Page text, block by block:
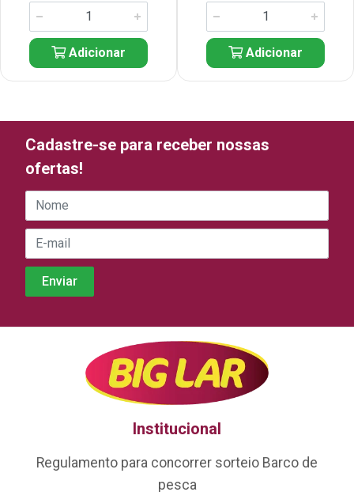
Adicionar Adicionar
Cadastre-se para receber nossas
ofertas!
Institucional
Regulamento para concorrer sorteio Barco de
pesca